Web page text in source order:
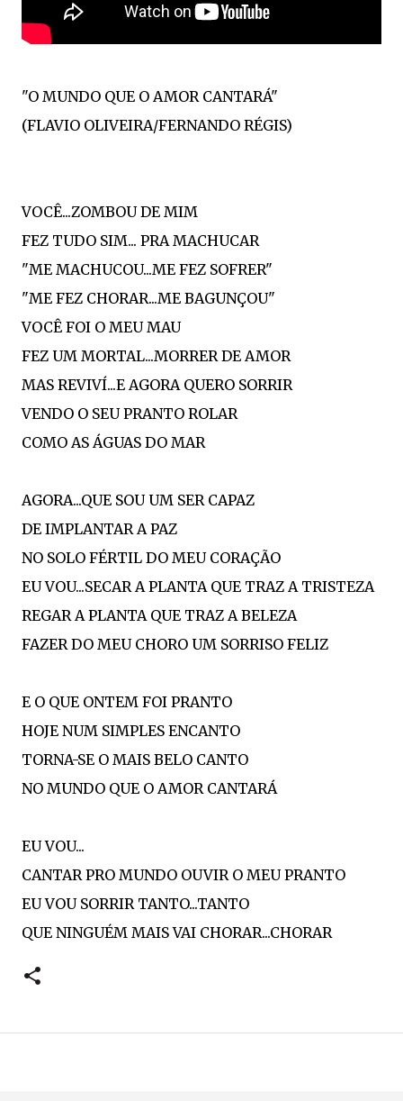
"O MUNDO QUE O AMOR CANTARÁ"
(FLAVIO OLIVEIRA/FERNANDO RÉGIS)
VOCÊ...ZOMBOU DE MIM
FEZ TUDO SIM... PRA MACHUCAR
"ME MACHUCOU...ME FEZ SOFRER"
"ME FEZ CHORAR...ME BAGUNÇOU"
VOCÊ FOI O MEU MAU
FEZ UM MORTAL...MORRER DE AMOR
MAS REVIVÍ...E AGORA QUERO SORRIR
VENDO O SEU PRANTO ROLAR
COMO AS ÁGUAS DO MAR
AGORA...QUE SOU UM SER CAPAZ
DE IMPLANTAR A PAZ
NO SOLO FÉRTIL DO MEU CORAÇÃO
EU VOU...SECAR A PLANTA QUE TRAZ A TRISTEZA
REGAR A PLANTA QUE TRAZ A BELEZA
FAZER DO MEU CHORO UM SORRISO FELIZ
E O QUE ONTEM FOI PRANTO
HOJE NUM SIMPLES ENCANTO
TORNA-SE O MAIS BELO CANTO
NO MUNDO QUE O AMOR CANTARÁ
EU VOU...
CANTAR PRO MUNDO OUVIR O MEU PRANTO
EU VOU SORRIR TANTO...TANTO
QUE NINGUÉM MAIS VAI CHORAR...CHORAR